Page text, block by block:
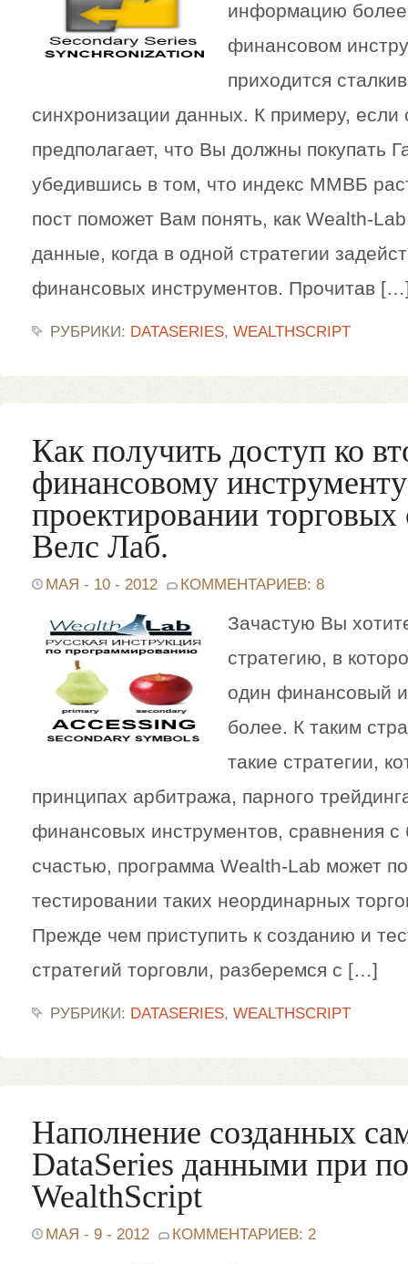
информацию
финансовом
приходится
синхронизации данных. К примеру, если
предполагает, что Вы должны покупать
убедившись в том, что индекс ММВБ
пост поможет Вам понять, как Wealth-
данные, когда в одной стратегии
финансовых инструментов. Прочитав
РУБРИКИ: DATASERIES, WEALTHSCRIPT
Как получить доступ ко
финансовому
проектировании торговых
Велс Лаб.
МАЯ - 10 - 2012 КОММЕНТАРИЕВ: 8
Зачастую Вы
стратегию, в
один финансовый
более. К таким
такие стратегии,
принципах арбитража, парного
финансовых инструментов, сравнения с
счастью, программа Wealth-Lab может
тестировании таких неординарных
Прежде чем приступить к созданию и
стратегий торговли, разберемся с […]
РУБРИКИ: DATASERIES, WEALTHSCRIPT
Наполнение созданных
DataSeries данными при
WealthScript
МАЯ - 9 - 2012 КОММЕНТАРИЕВ: 2